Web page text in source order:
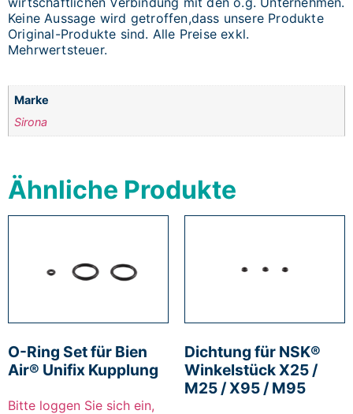
Keine Aussage wird getroffen,dass unsere Produkte
Original-Produkte sind. Alle Preise exkl.
Mehrwertsteuer.
Marke
Sirona
Ähnliche Produkte
O-Ring Set für Bien
Air® Unifix Kupplung
Bitte loggen Sie sich ein,
Dichtung für NSK®
Winkelstück X25 /
M25 / X95 / M95